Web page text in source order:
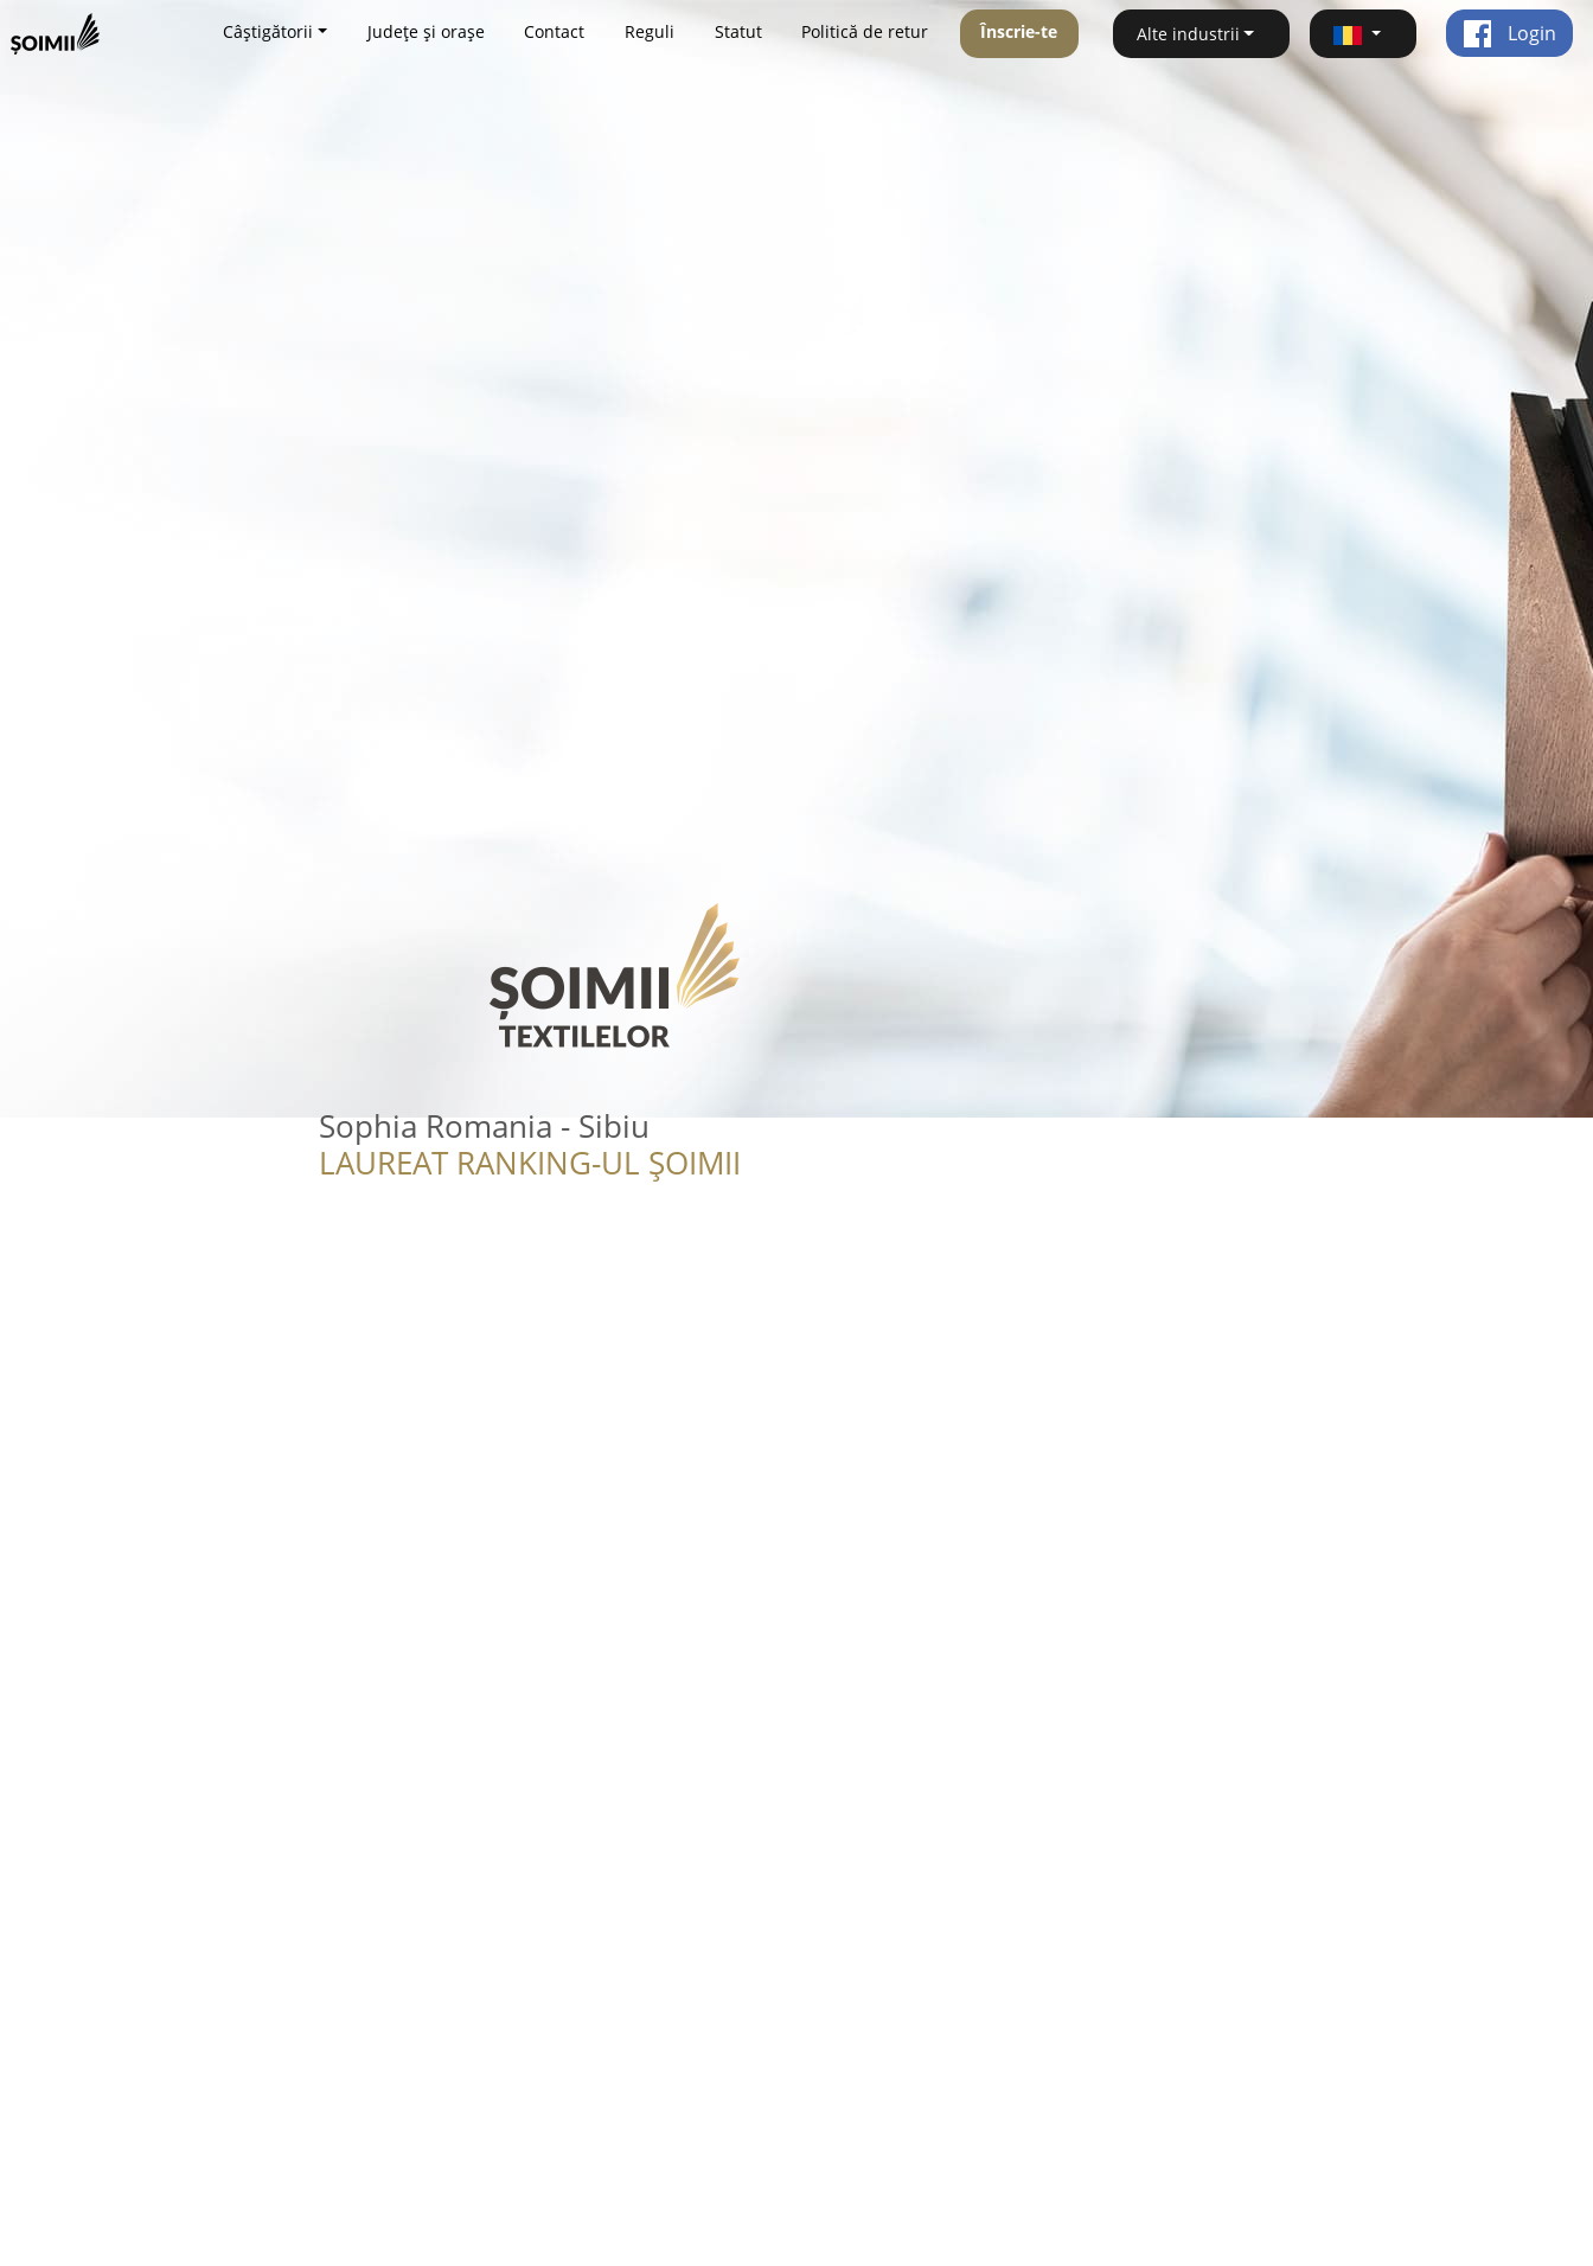
Câștigătorii Județe și orașe Contact Reguli Statut Politică de retur Înscrie-te Alte industrii Login
Sophia Romania - Sibiu
LAUREAT RANKING-UL ȘOIMII